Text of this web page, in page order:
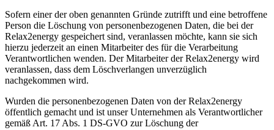
Sofern einer der oben genannten Gründe zutrifft und eine betroffene
Person die Löschung von personenbezogenen Daten, die bei der
Relax2energy gespeichert sind, veranlassen möchte, kann sie sich
hierzu jederzeit an einen Mitarbeiter des für die Verarbeitung
Verantwortlichen wenden. Der Mitarbeiter der Relax2energy wird
veranlassen, dass dem Löschverlangen unverzüglich
nachgekommen wird.
Wurden die personenbezogenen Daten von der Relax2energy
öffentlich gemacht und ist unser Unternehmen als Verantwortlicher
gemäß Art. 17 Abs. 1 DS-GVO zur Löschung der